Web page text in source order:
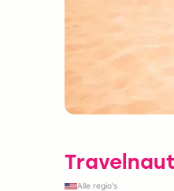
Alle regio's